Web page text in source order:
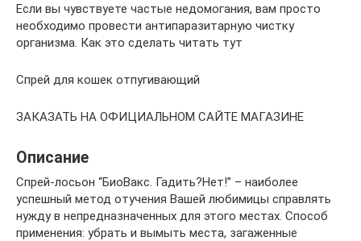
Если вы чувствуете частые недомогания, вам просто
необходимо провести антипаразитарную чистку
организма. Как это сделать читать тут
Спрей для кошек отпугивающий
ЗAКАЗАТЬ НА ОФИЦИАЛЬНOM САЙТЕ МАГАЗИHЕ
Описание
Спрей-лосьон “БиоВакс. Гадить?Нет!” – наиболее
успешный метод отучения Вашей любимицы справлять
нужду в непредназначенных для этого местах. Способ
применения: убрать и вымыть места, загаженные